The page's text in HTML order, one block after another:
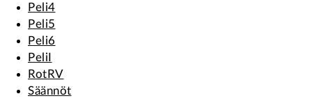
Peli4
Peli5
Peli6
PeliI
RotRV
Säännöt